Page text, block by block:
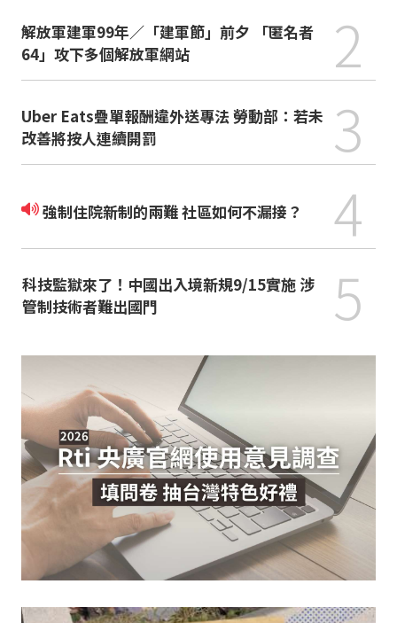
解放軍建軍99年／「建軍節」前夕 「匿名者
64」攻下多個解放軍網站
2
Uber Eats疊單報酬違外送專法 勞動部：若未
改善將按人連續開罰
3
強制住院新制的兩難 社區如何不漏接？ 4
科技監獄來了！中國出入境新規9/15實施 涉
管制技術者難出國門
5